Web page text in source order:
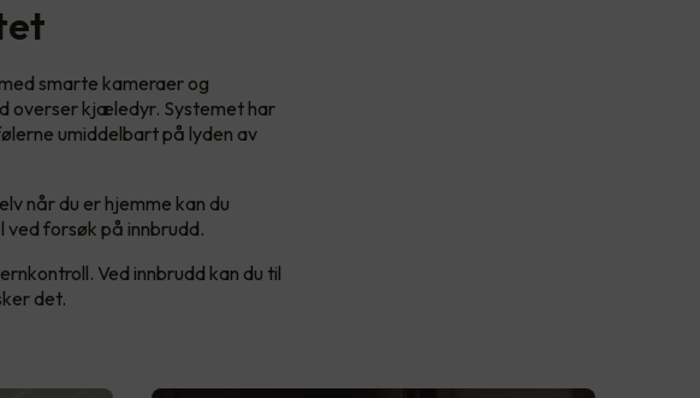
smarte kameraer og
overser kjæledyr. Systemet har
umiddelbart på lyden av
når du er hjemme kan du
ved forsøk på innbrudd.
Ved innbrudd kan du til
det.